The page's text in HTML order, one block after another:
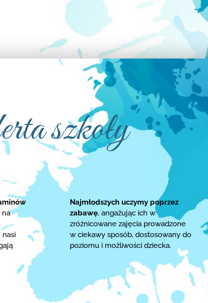
szkoły
na
nasi
Najmłodszych uczymy poprzez
zabawę, angażując ich w
zróżnicowane zajęcia prowadzone
w ciekawy sposób, dostosowany do
poziomu i możliwości dziecka.